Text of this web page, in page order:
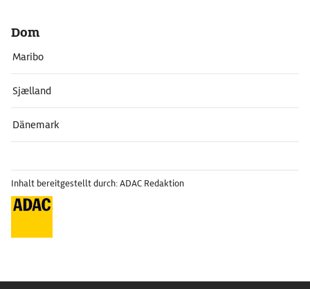
Dom
Maribo
Sjælland
Dänemark
Inhalt bereitgestellt durch: ADAC Redaktion